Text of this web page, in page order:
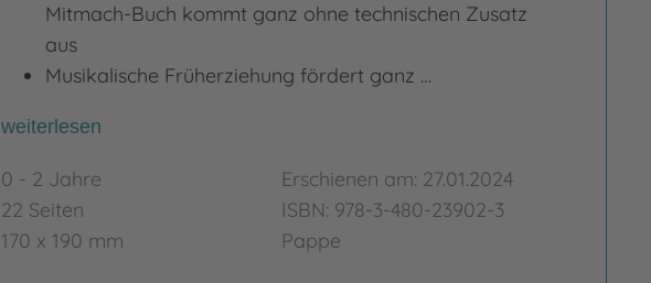
Mitmach-Buch kommt ganz ohne technischen Zusatz
aus
Musikalische Früherziehung fördert ganz …
weiterlesen
0 - 2 Jahre
22 Seiten
170 x 190 mm
Erschienen am: 27.01.2024
ISBN: 978-3-480-23902-3
Pappe